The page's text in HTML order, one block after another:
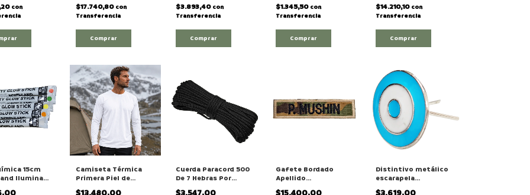
con
$17.740,80 con
Transferencia
Comprar
$3.893,40 con
Transferencia
$1.345,50 con
Transferencia
Comprar
$14.210,10 con
Transferencia
Comprar
15cm
Ilumina
Cordón
Camiseta Térmica
Primera Piel de
Hombre Manga Larga
Cuerda Paracord 500
De 7 Hebras Por
Tramo De 5 Metros
Gafete Bordado
Apellido
identificador
Distintivo metálico
escarapela
esmaltada con pata